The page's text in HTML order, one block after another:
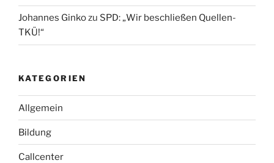
Johannes Ginkozu SPD: „Wir beschließen Quellen-
TKÜ!“
KATEGORIEN
Allgemein
Bildung
Callcenter